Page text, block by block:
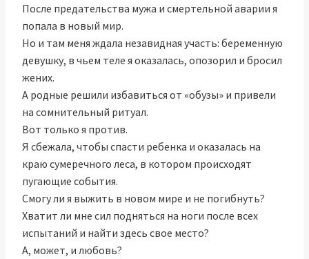
После предательства мужа и смертельной аварии я
попала в новый мир.
Но и там меня ждала незавидная участь: беременную
девушку, в чьем теле я оказалась, опозорил и бросил
жених.
А родные решили избавиться от «обузы» и привели
на сомнительный ритуал.
Вот только я против.
Я сбежала, чтобы спасти ребенка и оказалась на
краю сумеречного леса, в котором происходят
пугающие события.
Смогу ли я выжить в новом мире и не погибнуть?
Хватит ли мне сил подняться на ноги после всех
испытаний и найти здесь свое место?
А, может, и любовь?